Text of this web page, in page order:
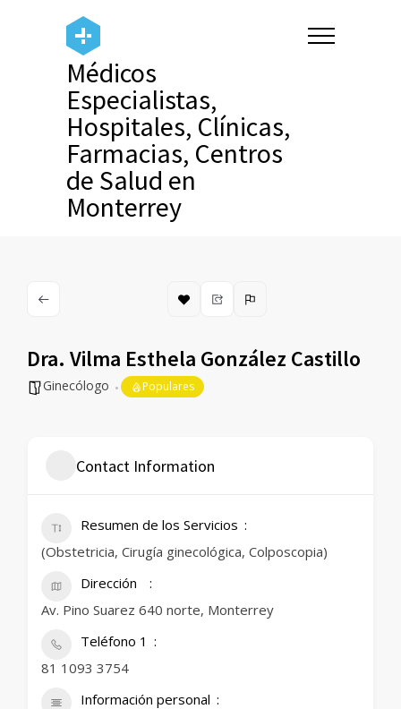
Médicos
Especialistas,
Hospitales, Clínicas,
Farmacias, Centros
de Salud en
Monterrey
Dra. Vilma Esthela González Castillo
Ginecólogo Populares
Contact Information
Resumen de los Servicios
(Obstetricia, Cirugía ginecológica, Colposcopia)
Dirección
Av. Pino Suarez 640 norte, Monterrey
Teléfono 1
81 1093 3754
Información personal